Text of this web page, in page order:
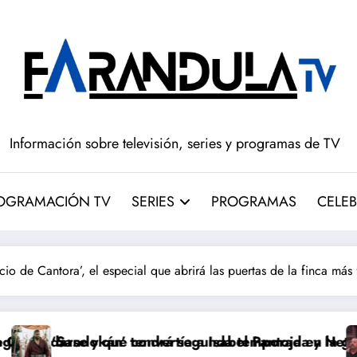
Información sobre televisión, series y programas de TV
TV SERIES PROGRAMAS
de Cantora’, el especial que abrirá las puertas de la finca más
a Isabel Pantoja en la gran antagonista
tendrá segunda temporada y Netflix cambia el
Pepón y Edu